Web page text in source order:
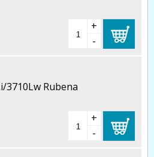
+
-
3710Lw Rubena
+
-